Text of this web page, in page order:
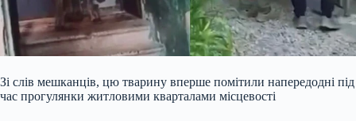
Зі слів мешканців, цю тварину вперше помітили напередодні під
час прогулянки житловими кварталами місцевості